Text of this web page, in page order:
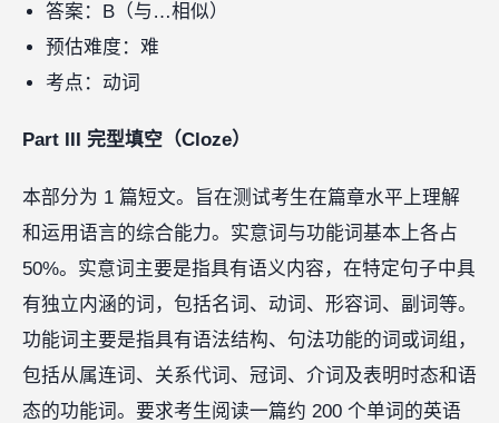
答案：B（与…相似）
预估难度：难
考点：动词
Part III 完型填空（Cloze）
本部分为 1 篇短文。旨在测试考生在篇章水平上理解
和运用语言的综合能力。实意词与功能词基本上各占
50%。实意词主要是指具有语义内容，在特定句子中具
有独立内涵的词，包括名词、动词、形容词、副词等。
功能词主要是指具有语法结构、句法功能的词或词组，
包括从属连词、关系代词、冠词、介词及表明时态和语
态的功能词。要求考生阅读一篇约 200 个单词的英语